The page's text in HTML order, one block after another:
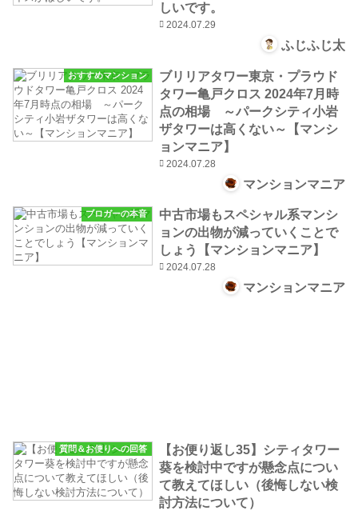
しいです。
2024.07.29
ふじふじ太
おすすめマンション
ブリリアタワー東京・プラウド
タワー亀戸クロス 2024年7月時
点の相場 ～パークシティ小岩
ザタワーは高くない～【マンシ
ョンマニア】
2024.07.28
マンションマニア
ブロガーの本音
中古市場もスペシャル系マンシ
ョンの出物が減っていくことで
しょう【マンションマニア】
2024.07.28
マンションマニア
質問＆お便りへの回答
【お便り返し35】シティタワー
葵を検討中ですが懸念点につい
て教えてほしい（後悔しない検
討方法について）